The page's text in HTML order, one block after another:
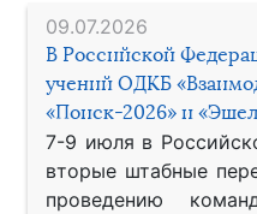
09.07.2026
В Российской
учений ОДКБ
«Поиск-2026» и
7-9 июля в
вторые штабные
проведению